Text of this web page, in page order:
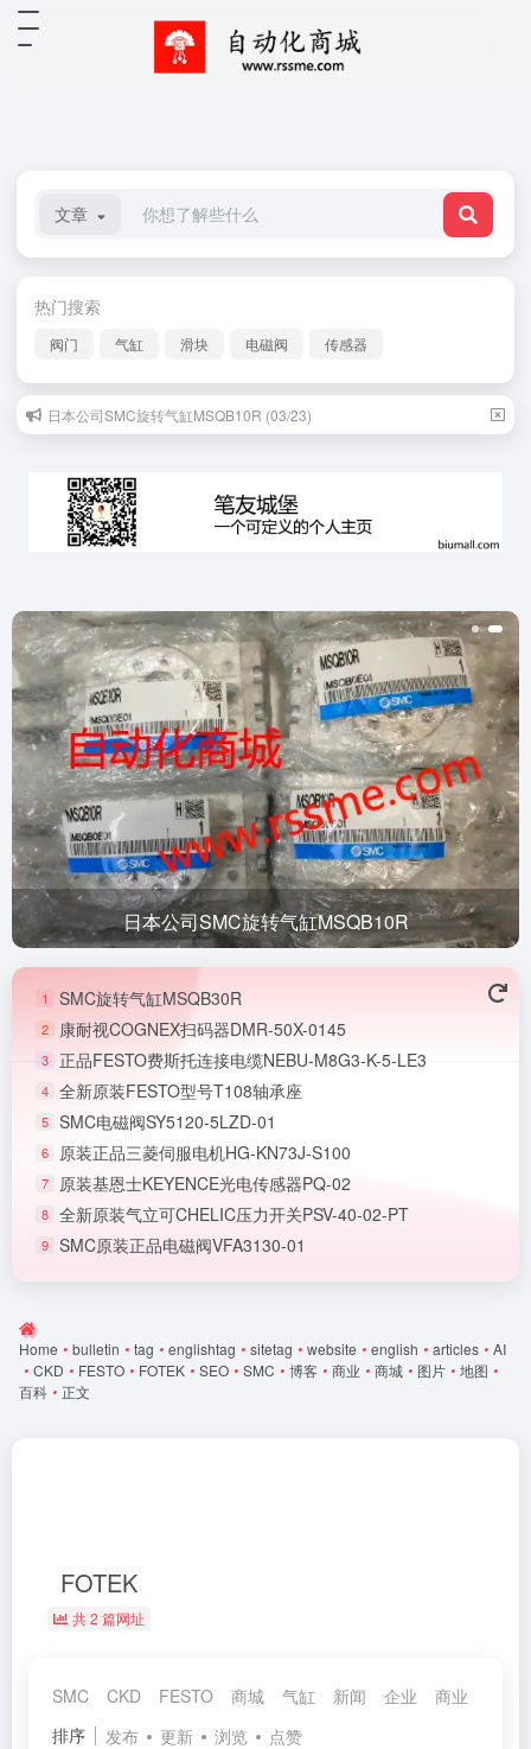
文章
热门搜索
阀门 气缸 滑块 电磁阀 传感器
日本公司SMC旋转气缸MSQB10R (03/23)
日本公司SMC旋转气缸MSQB10R
1 SMC旋转气缸MSQB30R
2 康耐视COGNEX扫码器DMR-50X-0145
3 正品FESTO费斯托连接电缆NEBU-M8G3-K-5-LE3
4 全新原装FESTO型号T108轴承座
5 SMC电磁阀SY5120-5LZD-01
6 原装正品三菱伺服电机HG-KN73J-S100
7 原装基恩士KEYENCE光电传感器PQ-02
8 全新原装气立可CHELIC压力开关PSV-40-02-PT
9 SMC原装正品电磁阀VFA3130-01
Home • bulletin • tag • englishtag • sitetag • website • english • articles • AI
• CKD • FESTO • FOTEK • SEO • SMC • 博客 • 商业 • 商城 • 图片 • 地图 •
百科 • 正文
FOTEK
共 2 篇网址
SMC CKD FESTO 商城 气缸 新闻 企业 商业
排序
发布 更新 浏览 点赞